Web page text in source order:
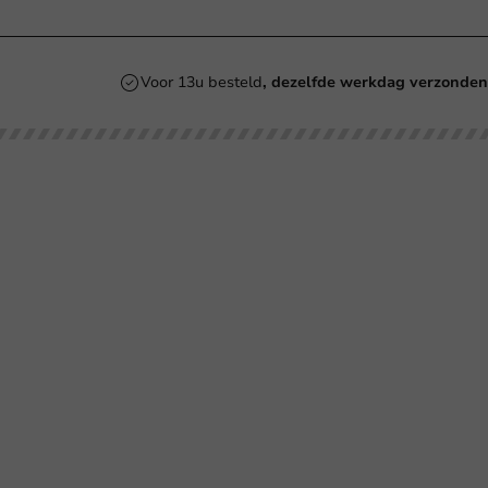
Voor 13u besteld, dezelfde werkdag verzonden